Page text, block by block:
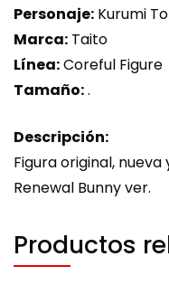
Personaje: Kurumi
Marca: Taito
Línea:Coreful Figure
Tamaño:.
Descripción:
Figura original, nueva
Renewal Bunny ver.
Productos